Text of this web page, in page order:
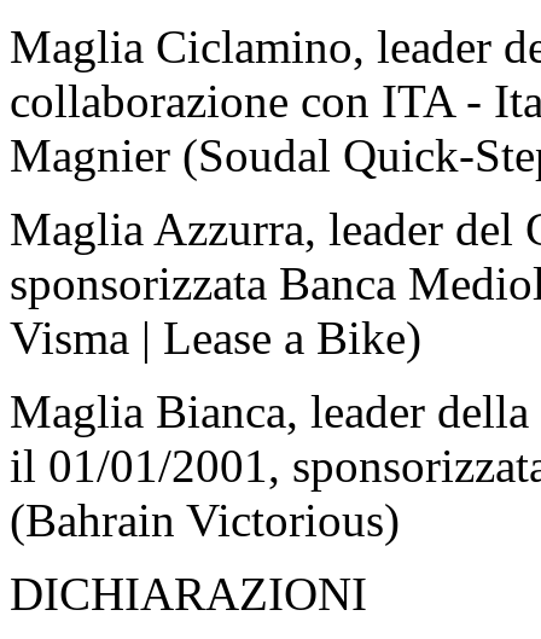
Maglia Ciclamino, leader
collaborazione con ITA -
Magnier (Soudal Quick-
Maglia Azzurra, leader del
sponsorizzata Banca
Visma | Lease a Bike)
Maglia Bianca, leader
il 01/01/2001,
(Bahrain Victorious)
DICHIARAZIONI